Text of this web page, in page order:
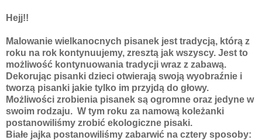
Hejj!!
Malowanie wielkanocnych pisanek jest tradycją, którą z
roku na rok kontynuujemy, zresztą jak wszyscy. Jest to
możliwość kontynuowania tradycji wraz z zabawą.
Dekorując pisanki dzieci otwierają swoją wyobraźnie i
tworzą pisanki jakie tylko im przyjdą do głowy.
Możliwości zrobienia pisanek są ogromne oraz jedyne w
swoim rodzaju. W tym roku za namową koleżanki
postanowiliśmy zrobić ekologiczne pisaki.
Białe jajka postanowiliśmy zabarwić na cztery sposoby: